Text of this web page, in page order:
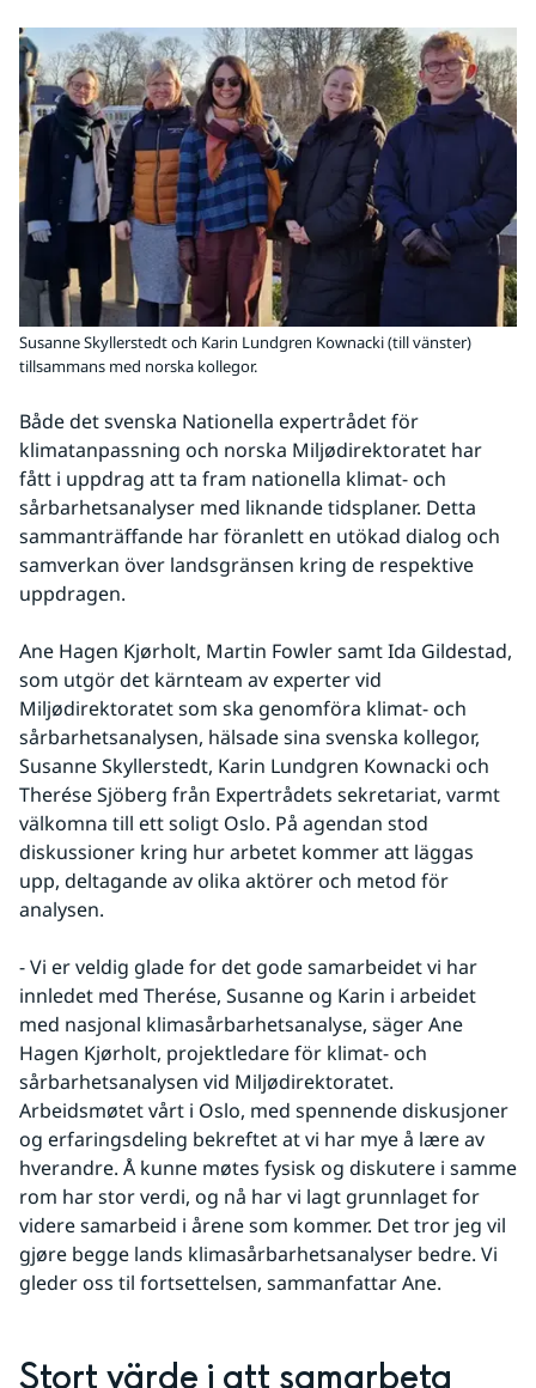
Susanne Skyllerstedt och Karin Lundgren Kownacki (till vänster)
tillsammans med norska kollegor.
Både det svenska Nationella expertrådet för
klimatanpassning och norska Miljødirektoratet har
fått i uppdrag att ta fram nationella klimat- och
sårbarhetsanalyser med liknande tidsplaner. Detta
sammanträffande har föranlett en utökad dialog och
samverkan över landsgränsen kring de respektive
uppdragen.
Ane Hagen Kjørholt, Martin Fowler samt Ida Gildestad,
som utgör det kärnteam av experter vid
Miljødirektoratet som ska genomföra klimat- och
sårbarhetsanalysen, hälsade sina svenska kollegor,
Susanne Skyllerstedt, Karin Lundgren Kownacki och
Therése Sjöberg från Expertrådets sekretariat, varmt
välkomna till ett soligt Oslo. På agendan stod
diskussioner kring hur arbetet kommer att läggas
upp, deltagande av olika aktörer och metod för
analysen.
- Vi er veldig glade for det gode samarbeidet vi har
innledet med Therése, Susanne og Karin i arbeidet
med nasjonal klimasårbarhetsanalyse, säger Ane
Hagen Kjørholt, projektledare för klimat- och
sårbarhetsanalysen vid Miljødirektoratet.
Arbeidsmøtet vårt i Oslo, med spennende diskusjoner
og erfaringsdeling bekreftet at vi har mye å lære av
hverandre. Å kunne møtes fysisk og diskutere i samme
rom har stor verdi, og nå har vi lagt grunnlaget for
videre samarbeid i årene som kommer. Det tror jeg vil
gjøre begge lands klimasårbarhetsanalyser bedre. Vi
gleder oss til fortsettelsen, sammanfattar Ane.
Stort värde i att samarbeta